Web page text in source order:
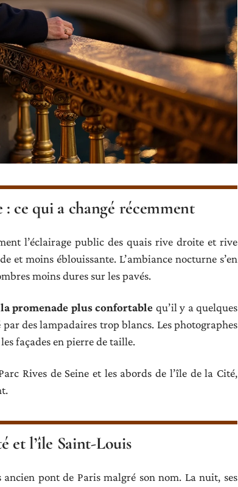
: ce qui a changé récemment
l’éclairage public des quais rive droite et rive
et moins éblouissante. L’ambiance nocturne s’en
moins dures sur les pavés.
promenade plus confortable qu’il y a quelques
des lampadaires trop blancs. Les photographes
façades en pierre de taille.
Rives de Seine et les abords de l’île de la Cité,
et l’île Saint-Louis
pont de Paris malgré son nom. La nuit, ses